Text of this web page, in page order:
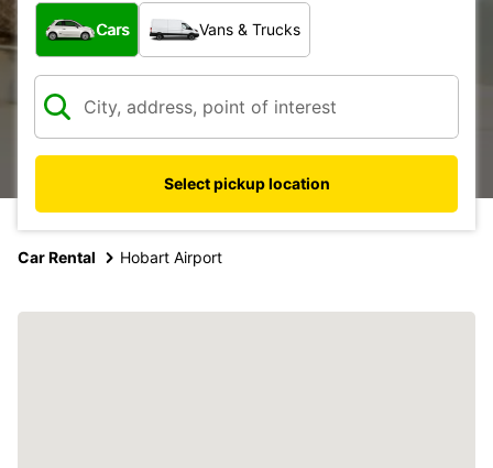
What type of vehicle?
Cars Vans & Trucks
Select pickup location
Car Rental Hobart Airport